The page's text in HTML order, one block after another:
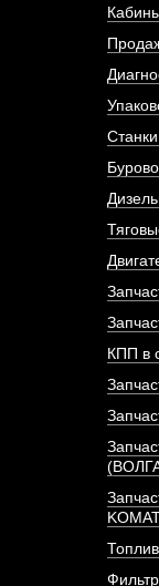
Фильтр топливный
двигателя
АРТИКУЛ:
ПОД
КПП в